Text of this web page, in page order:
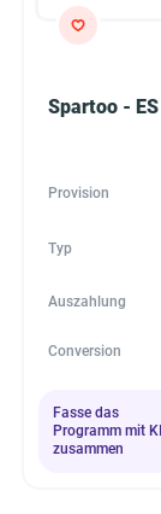
Spartoo - ES
Provision
Typ
Auszahlung
Conversion
Fasse das
Programm mit KI
zusammen